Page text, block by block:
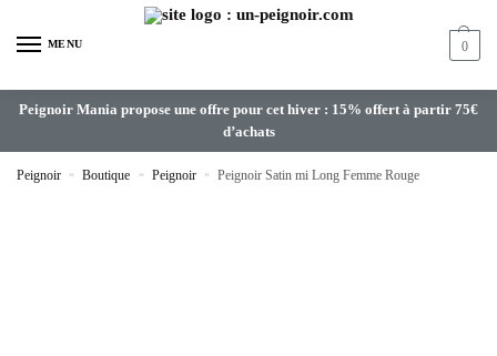
MENU 0
Peignoir Mania propose une offre pour cet hiver : 15% offert à partir 75€
d’achats
Peignoir » Boutique » Peignoir » Peignoir Satin mi Long Femme Rouge